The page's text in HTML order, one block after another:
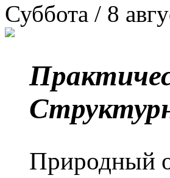
Суббота / 8
Природный